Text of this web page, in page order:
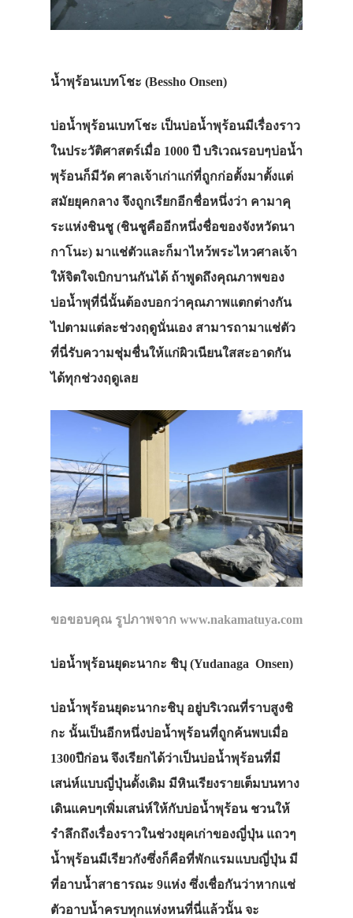
น้ำพุร้อนเบทโชะ (Bessho Onsen)
บ่อน้ำพุร้อนเบทโชะ เป็นบ่อน้ำพุร้อนมีเรื่องราว
ในประวัติศาสตร์เมื่อ 1000 ปี บริเวณรอบๆบ่อน้ำ
พุร้อนก็มีวัด ศาลเจ้าเก่าแก่ที่ถูกก่อตั้งมาตั้งแต่
สมัยยุคกลาง จึงถูกเรียกอีกชื่อหนึ่งว่า คามาคุ
ระแห่งชินชู (ชินชูคืออีกหนึ่งชื่อของจังหวัดนา
กาโนะ) มาแช่ตัวและก็มาไหว้พระไหวศาลเจ้า
ให้จิตใจเบิกบานกันได้ ถ้าพูดถึงคุณภาพของ
บ่อน้ำพุที่นี่นั้นต้องบอกว่าคุณภาพแตกต่างกัน
ไปตามแต่ละช่วงฤดูนั่นเอง สามารถามาแช่ตัว
ที่นี่รับความชุ่มชื่นให้แก่ผิวเนียนใสสะอาดกัน
ได้ทุกช่วงฤดูเลย
ขอขอบคุณ รูปภาพจาก www.nakamatuya.com
บ่อน้ำพุร้อนยุดะนากะ ชิบุ (Yudanaga Onsen)
บ่อน้ำพุร้อนยุดะนากะชิบุ อยู่บริเวณที่ราบสูงชิ
กะ นั้นเป็นอีกหนึ่งบ่อน้ำพุร้อนที่ถูกค้นพบเมื่อ
1300ปีก่อน จึงเรียกได้ว่าเป็นบ่อน้ำพุร้อนที่มี
เสน่ห์แบบญี่ปุ่นดั้งเดิม มีหินเรียงรายเต็มบนทาง
เดินแคบๆเพิ่มเสน่ห์ให้กับบ่อน้ำพุร้อน ชวนให้
รำลึกถึงเรื่องราวในช่วงยุคเก่าของญี่ปุ่น แถวๆ
น้ำพุร้อนมีเรียวกังซึ่งก็คือที่พักแรมแบบญี่ปุ่น มี
ที่อาบน้ำสาธารณะ 9แห่ง ซึ่งเชื่อกันว่าหากแช่
ตัวอาบน้ำครบทุกแห่งหนที่นี่แล้วนั้น จะ